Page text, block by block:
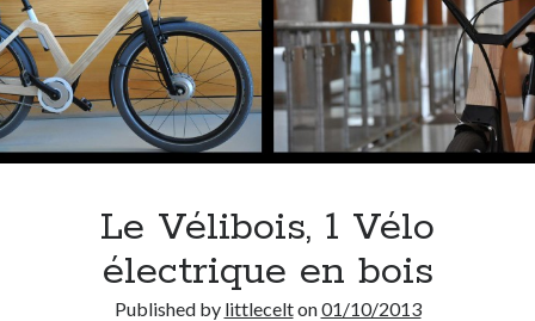
Le Vélibois, 1 Vélo
électrique en bois
Published by littlecelton01/10/2013